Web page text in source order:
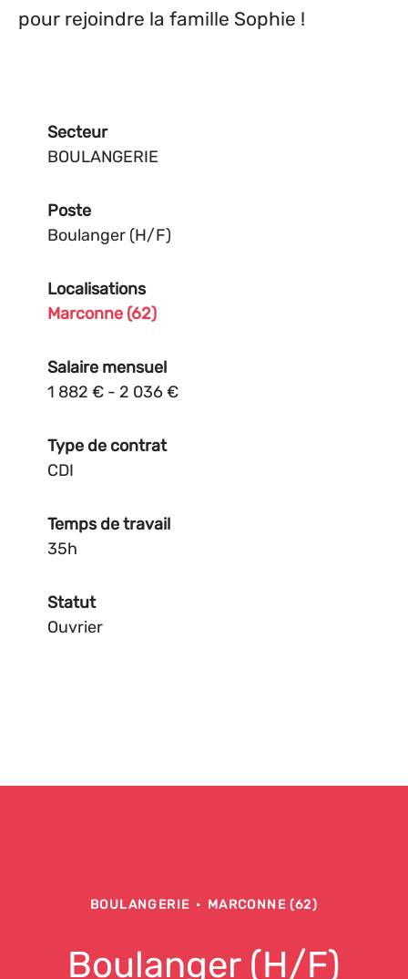
pour rejoindre la famille Sophie !
Secteur
BOULANGERIE
Poste
Boulanger (H/F)
Localisations
Marconne (62)
Salaire mensuel
1 882 € - 2 036 €
Type de contrat
CDI
Temps de travail
35h
Statut
Ouvrier
BOULANGERIE · MARCONNE (62)
Boulanger (H/F)